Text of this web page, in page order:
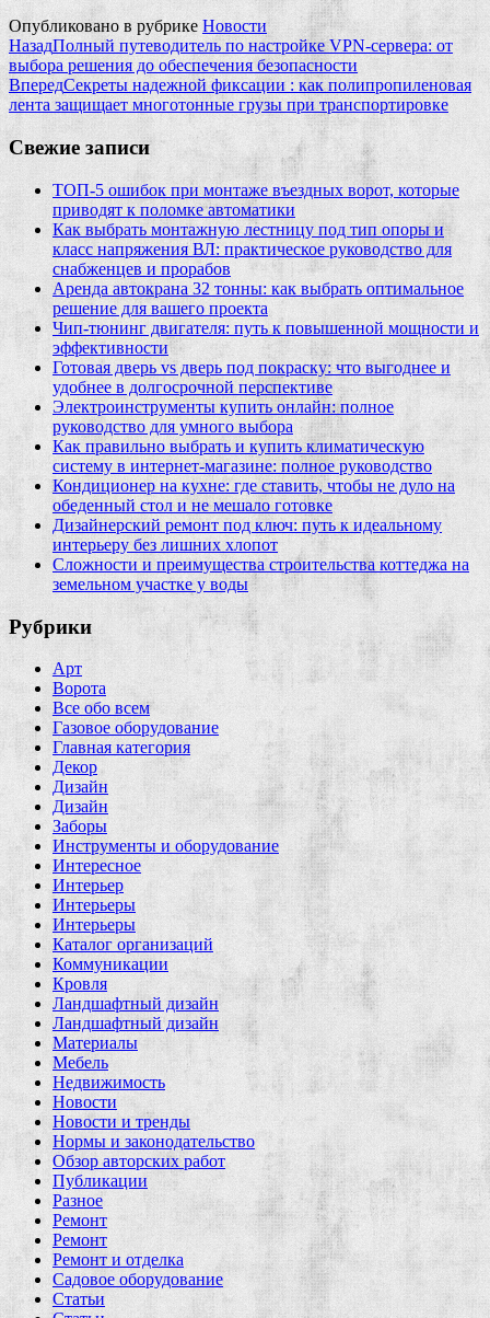
Опубликовано в рубрике Новости
НазадПолный путеводитель по настройке VPN‑сервера: от
выбора решения до обеспечения безопасности
ВпередСекреты надежной фиксации : как полипропиленовая
лента защищает многотонные грузы при транспортировке
Свежие записи
ТОП-5 ошибок при монтаже въездных ворот, которые
приводят к поломке автоматики
Как выбрать монтажную лестницу под тип опоры и
класс напряжения ВЛ: практическое руководство для
снабженцев и прорабов
Аренда автокрана 32 тонны: как выбрать оптимальное
решение для вашего проекта
Чип‑тюнинг двигателя: путь к повышенной мощности и
эффективности
Готовая дверь vs дверь под покраску: что выгоднее и
удобнее в долгосрочной перспективе
Электроинструменты купить онлайн: полное
руководство для умного выбора
Как правильно выбрать и купить климатическую
систему в интернет‑магазине: полное руководство
Кондиционер на кухне: где ставить, чтобы не дуло на
обеденный стол и не мешало готовке
Дизайнерский ремонт под ключ: путь к идеальному
интерьеру без лишних хлопот
Сложности и преимущества строительства коттеджа на
земельном участке у воды
Рубрики
Арт
Ворота
Все обо всем
Газовое оборудование
Главная категория
Декор
Дизайн
Дизайн
Заборы
Инструменты и оборудование
Интересное
Интерьер
Интерьеры
Интерьеры
Каталог организаций
Коммуникации
Кровля
Ландшафтный дизайн
Ландшафтный дизайн
Материалы
Мебель
Недвижимость
Новости
Новости и тренды
Нормы и законодательство
Обзор авторских работ
Публикации
Разное
Ремонт
Ремонт
Ремонт и отделка
Садовое оборудование
Статьи